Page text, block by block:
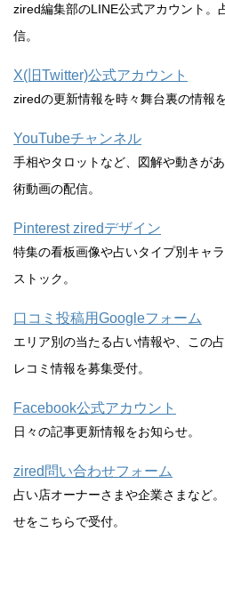
zired編集部のLINE公式アカウント。
信。
X(旧Twitter)公式アカウント
ziredの更新情報を時々舞台裏の情報
YouTubeチャンネル
手相やタロットなど、図解や動きが
術動画の配信。
Pinterest ziredデザイン
特集の看板画像や占いタイプ別キャ
ストック。
口コミ投稿用Googleフォーム
エリア別の当たる占い情報や、この
レコミ情報を募集受付。
Facebook公式アカウント
日々の記事更新情報をお知らせ。
zired問い合わせフォーム
占い店オーナーさまや企業さまなど
せをこちらで受付。